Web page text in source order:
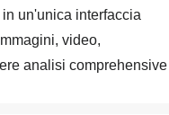
un'unica interfaccia
video,
analisi comprehensive